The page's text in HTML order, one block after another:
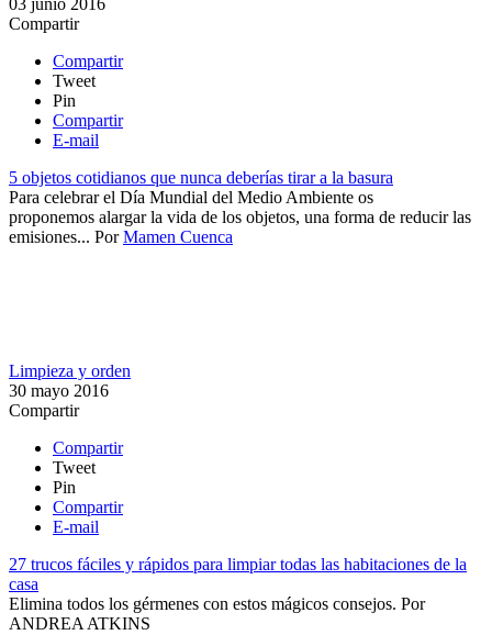
03 junio 2016
Compartir
Compartir
Tweet
Pin
Compartir
E-mail
5 objetos cotidianos que nunca deberías tirar a la basura
​Para celebrar el Día Mundial del Medio Ambiente os
proponemos alargar la vida de los objetos, una forma de reducir las
emisiones... PorMamen Cuenca
Limpieza y orden
30 mayo 2016
Compartir
Compartir
Tweet
Pin
Compartir
E-mail
27 trucos fáciles y rápidos para limpiar todas las habitaciones de la
casa
Elimina todos los gérmenes con estos mágicos consejos. Por
ANDREA ATKINS